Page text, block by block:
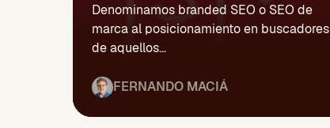
Denominamos branded SEO o SEO de
marca al posicionamiento en buscadores
de aquellos...
FERNANDO MACIÁ